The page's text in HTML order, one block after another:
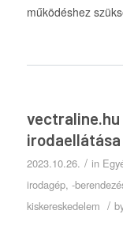
működéshez
vectraline.hu
2023.10.26. / in
irodagép, -
kiskereskedelem /